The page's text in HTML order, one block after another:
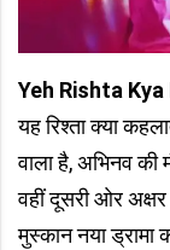
Yeh Rishta
यह रिश्ता क्या
वाला है, अभिनव की
वहीं दूसरी ओर
मुस्कान नया ड्रामा